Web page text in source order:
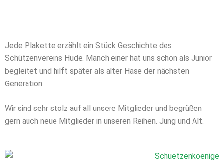
Jede Plakette erzählt ein Stück Geschichte des
Schützenvereins Hude. Manch einer hat uns schon als Junior
begleitet und hilft später als alter Hase der nächsten
Generation.
Wir sind sehr stolz auf all unsere Mitglieder und begrüßen
gern auch neue Mitglieder in unseren Reihen. Jung und Alt.